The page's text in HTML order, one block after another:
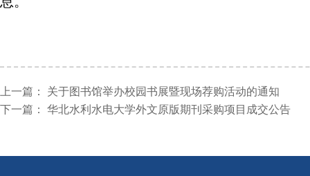
上一篇：
关于图书馆举办校园书展暨现场荐购活动的通知
下一篇：
华北水利水电大学外文原版期刊采购项目成交公告